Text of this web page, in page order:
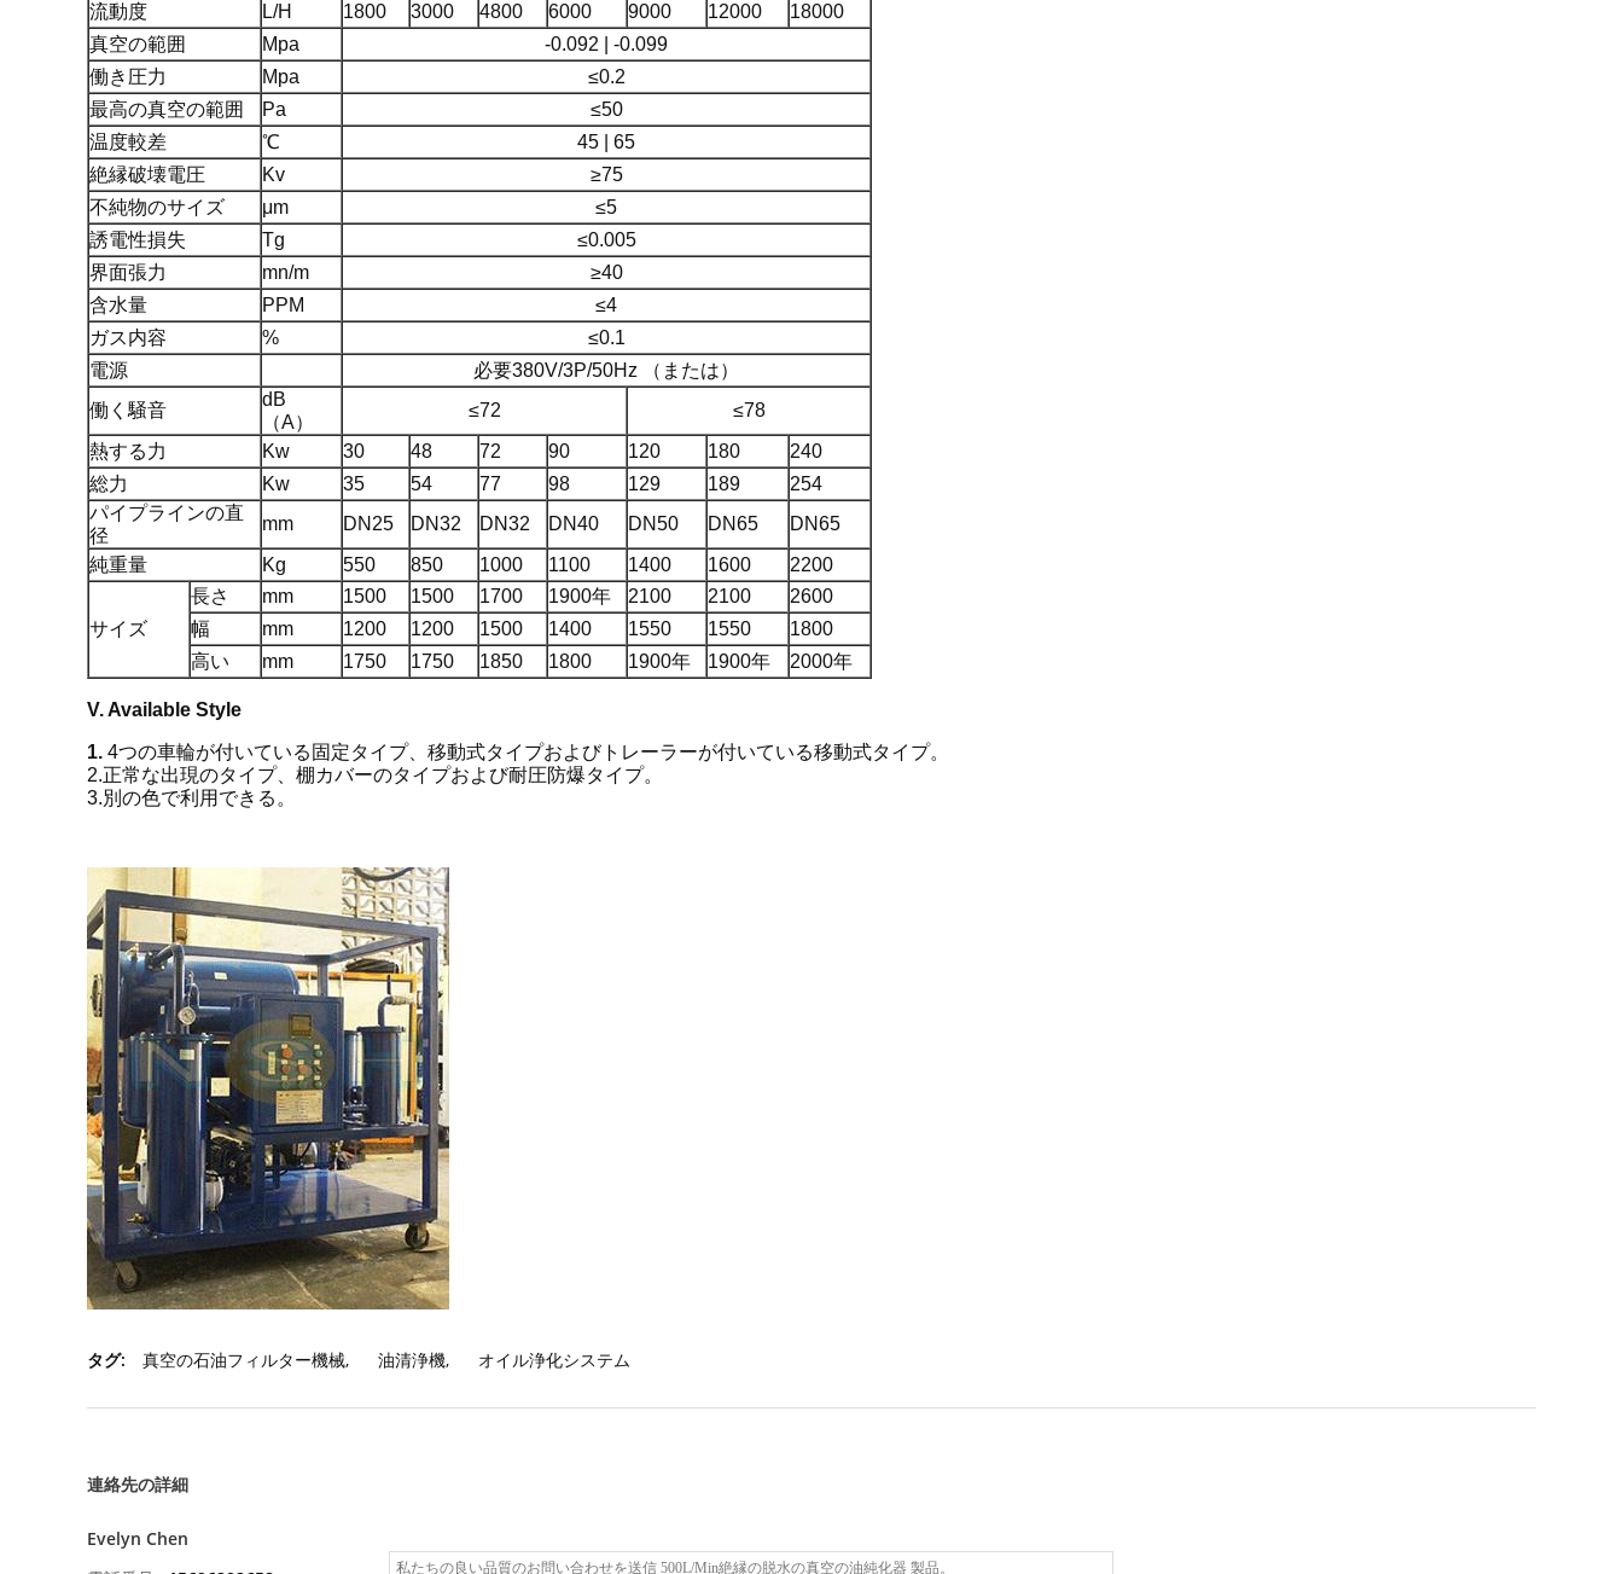
流動度
L/H 1800 3000 4800 6000 9000 12000
18000
真空の範囲
Mpa
-0.092 | -0.099
働き圧力
Mpa
≤0.2
最高の真空の範囲
Pa
≤50
温度較差
℃
45 | 65
絶縁破壊電圧
Kv
≥75
不純物のサイズ
μm
≤5
誘電性損失
Tg
≤0.005
界面張力
mn/m
≥40
含水量
PPM
≤4
ガス内容
%
≤0.1
電源
必要380V/3P/50Hz （または）
働く騒音
dB
（A）
≤72
≤78
熱する力
Kw 30 48 72 90 120 180
240
総力
Kw 35 54 77 98 129 189
254
パイプラインの直
径
mm DN25 DN32 DN32 DN40 DN50 DN65
DN65
純重量
Kg 550 850 1000 1100 1400 1600 2200
サイズ
長さ mm 1500 1500 1700 1900年 2100 2100
2600
幅
mm 1200 1200 1500 1400 1550 1550
1800
高い
mm 1750 1750 1850 1800 1900年 1900年 2000年
V. Available Style
1. 4つの車輪が付いている固定タイプ、移動式タイプおよびトレーラーが付いている移動式タイプ。
2.正常な出現のタイプ、棚カバーのタイプおよび耐圧防爆タイプ。
3.別の色で利用できる。
タグ: 真空の石油フィルター機械, 油清浄機, オイル浄化システム
連絡先の詳細
Evelyn Chen